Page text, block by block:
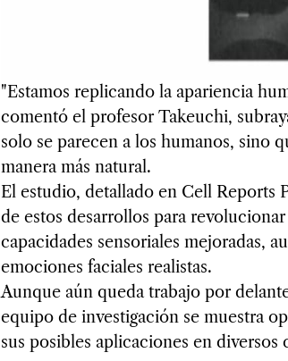
"Estamos replicando la apariencia
comentó el profesor Takeuchi,
solo se parecen a los humanos, sino
manera más natural.
El estudio, detallado en Cell Reports
de estos desarrollos para
capacidades sensoriales mejoradas,
emociones faciales realistas.
Aunque aún queda trabajo por
equipo de investigación se muestra
sus posibles aplicaciones en